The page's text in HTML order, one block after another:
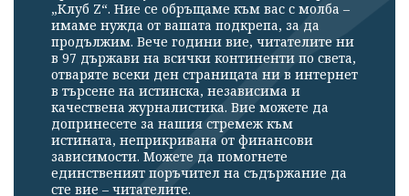
„Клуб Z“. Ние се обръщаме към вас с молба –
имаме нужда от вашата подкрепа, за да
продължим. Вече години вие, читателите ни
в 97 държави на всички континенти по света,
отваряте всеки ден страницата ни в интернет
в търсене на истинска, независима и
качествена журналистика. Вие можете да
допринесете за нашия стремеж към
истината, неприкривана от финансови
зависимости. Можете да помогнете
единственият поръчител на съдържание да
сте вие – читателите.